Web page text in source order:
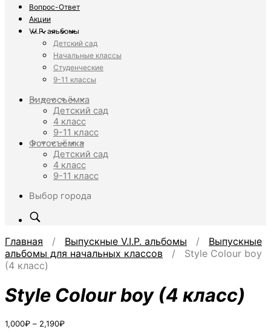
Вопрос-Ответ
Акции
V.I.P. альбомы
Детский сад
Начальные классы
Студенческие
9-11 классы
Видеосъёмка
Детский сад
4 класс
9-11 класс
Фотосъёмка
Детский сад
4 класс
9-11 класс
Выбор города
Главная / Выпускные V.I.P. альбомы / Выпускные
альбомы для начальных классов / Style Colour boy
(4 класс)
Style Colour boy (4 класс)
1,000₽ – 2,190₽Диапазон